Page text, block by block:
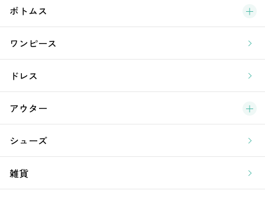
新
ラ
ア
ボトムス
ワンピース
ドレス
アウター
シューズ
雑貨